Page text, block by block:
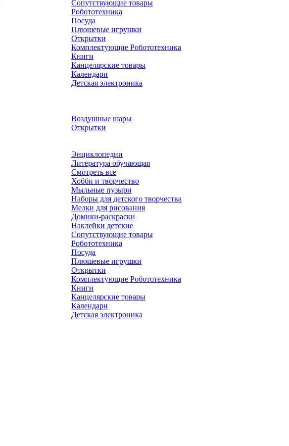
Сопутствующие товары
Робототехника
Посуда
Плюшевые игрушки
Открытки
Комплектующие Робототехника
Книги
Канцелярские товары
Календари
Детская электроника
Воздушные шары
Открытки
Энциклопедии
Литература обучающая
Смотреть все
Хобби и творчество
Мыльные пузыри
Наборы для детского творчества
Мелки для рисования
Домики-раскраски
Наклейки детские
Сопутствующие товары
Робототехника
Посуда
Плюшевые игрушки
Открытки
Комплектующие Робототехника
Книги
Канцелярские товары
Календари
Детская электроника